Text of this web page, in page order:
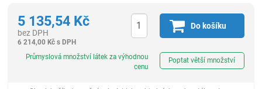
5 135,54 Kč
bez DPH
6 214,00Kč s DPH
Do košíku
Průmyslová množství látek za výhodnou
cenu
Poptat větší množství